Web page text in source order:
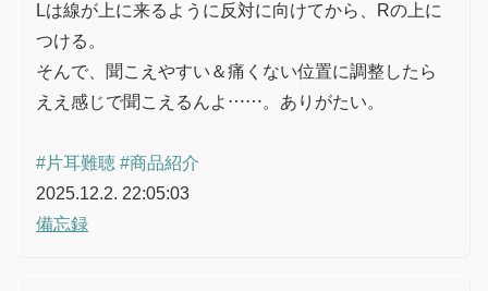
Lは線が上に来るように反対に向けてから、Rの上に
つける。
そんで、聞こえやすい＆痛くない位置に調整したら
ええ感じで聞こえるんよ……。ありがたい。
#片耳難聴 #商品紹介
2025.12.2. 22:05:03
備忘録